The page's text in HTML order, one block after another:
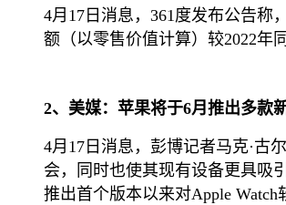
4月17日消息，361度发布公告称
额（以零售价值计算）较2022年
2、美媒：苹果将于6月推出多款
4月17日消息，彭博记者马克·古
会，同时也使其现有设备更具吸
推出首个版本以来对Apple Watch